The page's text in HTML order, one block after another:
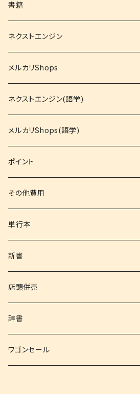
書籍
関西大学テキスト
就活
資格
コミック
文庫
その他書籍
書籍以外
ネクストエンジン
メルカリShops
ネクストエンジン(語学)
メルカリShops(語学)
ポイント
その他費用
単行本
新書
店頭併売
辞書
ワゴンセール